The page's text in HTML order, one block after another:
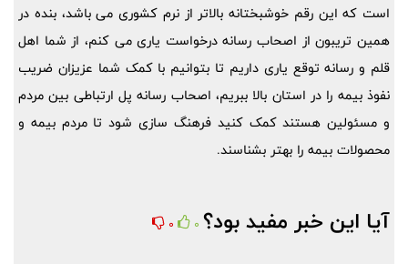
است که این رقم خوشبختانه بالاتر از نرم کشوری می باشد، بنده در
همین تریبون از اصحاب رسانه درخواست یاری می کنم، از شما اهل
قلم و رسانه توقع یاری داریم تا بتوانیم با کمک شما عزیزان ضریب
نفوذ بیمه را در استان بالا ببریم، اصحاب رسانه پل ارتباطی بین مردم
و مسئولین هستند کمک کنید فرهنگ سازی شود تا مردم بیمه و
محصولات بیمه را بهتر بشناسند.
آیا این خبر مفید بود؟ 0
0